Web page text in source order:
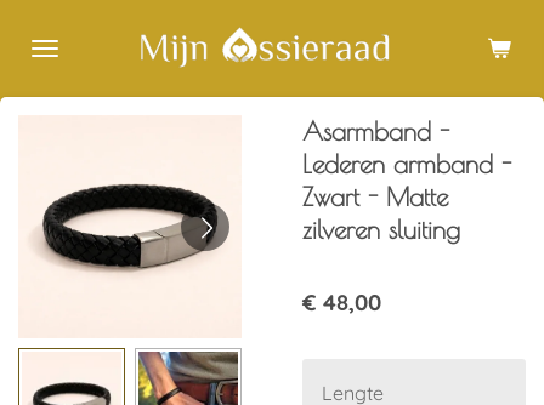
direct
de
Asarmband -
Lederen armband -
Zwart - Matte
zilveren sluiting
€ 48,00
Lengte